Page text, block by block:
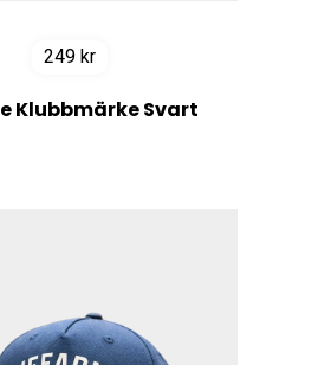
249kr
Klubbmärke Svart